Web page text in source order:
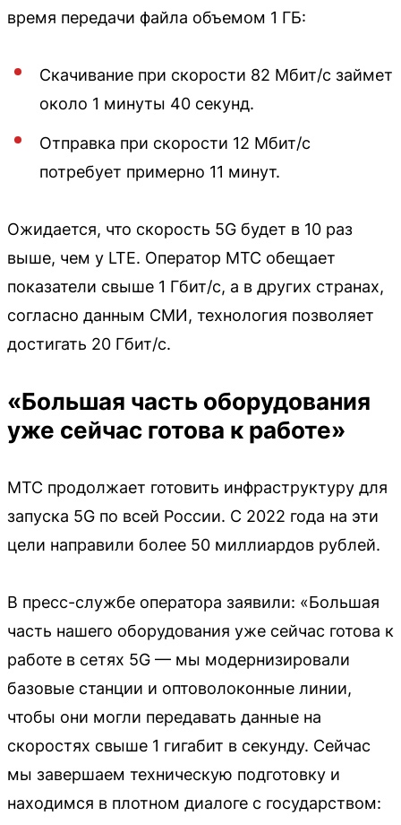
время передачи файла объемом 1 ГБ:
Скачивание при скорости 82 Мбит/с займет
около 1 минуты 40 секунд.
Отправка при скорости 12 Мбит/с
потребует примерно 11 минут.
Ожидается, что скорость 5G будет в 10 раз
выше, чем у LTE. Оператор МТС обещает
показатели свыше 1 Гбит/с, а в других странах,
согласно данным СМИ, технология позволяет
достигать 20 Гбит/с.
«Большая часть оборудования
уже сейчас готова к работе»
МТС продолжает готовить инфраструктуру для
запуска 5G по всей России. С 2022 года на эти
цели направили более 50 миллиардов рублей.
В пресс-службе оператора заявили: «Большая
часть нашего оборудования уже сейчас готова к
работе в сетях 5G — мы модернизировали
базовые станции и оптоволоконные линии,
чтобы они могли передавать данные на
скоростях свыше 1 гигабит в секунду. Сейчас
мы завершаем техническую подготовку и
находимся в плотном диалоге с государством: